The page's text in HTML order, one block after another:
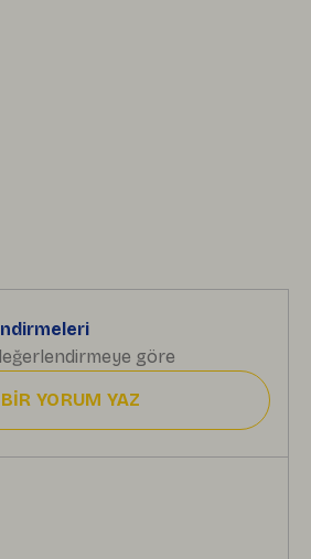
göre
BİR YORUM YAZ